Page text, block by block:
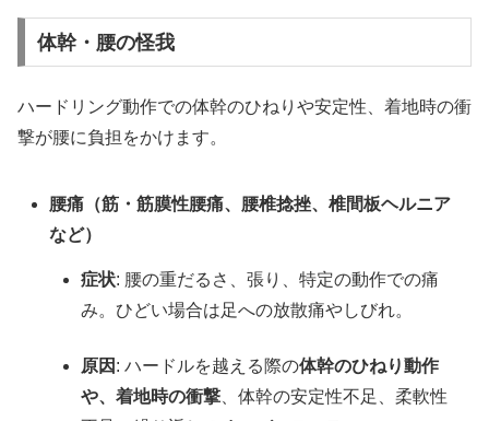
体幹・腰の怪我
ハードリング動作での体幹のひねりや安定性、着地時の衝
撃が腰に負担をかけます。
腰痛（筋・筋膜性腰痛、腰椎捻挫、椎間板ヘルニア
など）
症状: 腰の重だるさ、張り、特定の動作での痛
み。ひどい場合は足への放散痛やしびれ。
原因 : ハードルを越える際の体幹のひねり動作
や、着地時の衝撃 、体幹の安定性不足、柔軟性